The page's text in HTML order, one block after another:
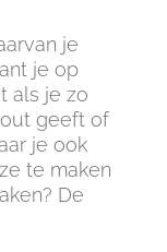
je
je op
als je zo
geeft of
je ook
te maken
De